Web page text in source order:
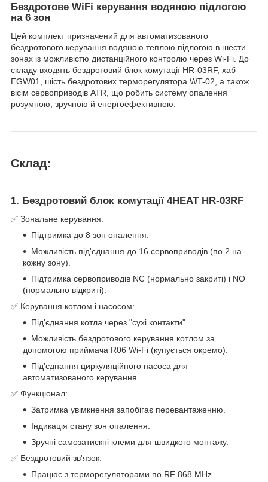
Бездротове WiFi керування водяною підлогою
на 6 зон
Цей комплект призначений для автоматизованого
бездротового керування водяною теплою підлогою в шести
зонах із можливістю дистанційного контролю через Wi-Fi. До
складу входять бездротовий блок комутації HR-03RF, хаб
EGW01, шість бездротових терморегулятора WT-02, а також
вісім сервоприводів ATR, що робить систему опалення
розумною, зручною й енергоефективною.
Склад:
1. Бездротовий блок комутації 4HEAT HR-03RF
✅ Зональне керування:
Підтримка до 8 зон опалення.
Можливість під'єднання до 16 сервоприводів (по 2 на
кожну зону).
Підтримка сервоприводів NC (нормально закриті) і NO
(нормально відкриті).
✅ Керування котлом і насосом:
Під'єднання котла через "сухі контакти".
Можливість бездротового керування котлом за
допомогою приймача R06 Wi-Fi (купується окремо).
Під'єднання циркуляційного насоса для
автоматизованого керування.
✅ Функціонал:
Затримка увімкнення запобігає перевантаженню.
Індикація стану зон опалення.
Зручні самозатискні клеми для швидкого монтажу.
✅ Бездротовий зв'язок:
Працює з терморегуляторами по RF 868 MHz.